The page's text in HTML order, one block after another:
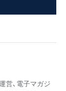
営、電子マガジ